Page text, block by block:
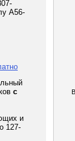
А56-
с
и
127-